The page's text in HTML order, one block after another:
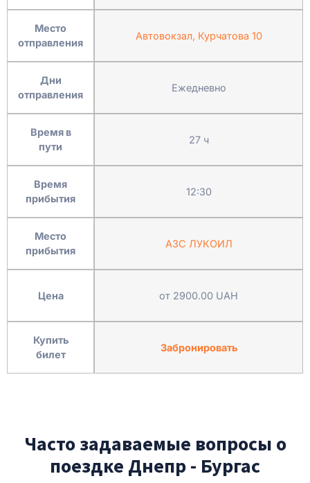
Место
отправления
Дни
отправления
Время в
пути
Время
прибытия
Место
прибытия
Цена
Купить
билет
Автовокзал, Курчатова 10
Ежедневно
27 ч
12:30
АЗС ЛУКОИЛ
от 2900.00 UAH
Забронировать
Часто задаваемые вопросы о
поездке Днепр - Бургас